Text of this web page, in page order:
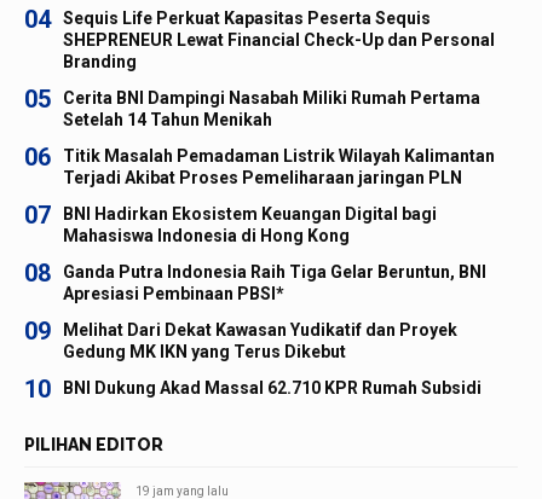
04
Sequis Life Perkuat Kapasitas Peserta Sequis
SHEPRENEUR Lewat Financial Check-Up dan Personal
Branding
05
Cerita BNI Dampingi Nasabah Miliki Rumah Pertama
Setelah 14 Tahun Menikah
06
Titik Masalah Pemadaman Listrik Wilayah Kalimantan
Terjadi Akibat Proses Pemeliharaan jaringan PLN
07
BNI Hadirkan Ekosistem Keuangan Digital bagi
Mahasiswa Indonesia di Hong Kong
08
Ganda Putra Indonesia Raih Tiga Gelar Beruntun, BNI
Apresiasi Pembinaan PBSI*
09
Melihat Dari Dekat Kawasan Yudikatif dan Proyek
Gedung MK IKN yang Terus Dikebut
10 BNI Dukung Akad Massal 62.710 KPR Rumah Subsidi
PILIHAN EDITOR
19 jam yang lalu